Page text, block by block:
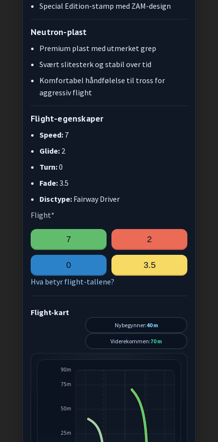
Special Edition-stamp med ZAM-design
Neutron-plast
Premium plast med utmerket grep
Svært slitesterk og stabil over tid
Komfortabel håndfølelse til tross for
aggressiv flight
Flight-egenskaper
Speed: 7
Glide: 2
Turn:0
Fade:3.5
Disctype: Fairway Driver
Flight*
7 2
0
3.5
Hva betyr flight-tallene?
Flight-kart
Nybegynner:40 m
Viderekommen:70 m
25m
50m
75m
90m